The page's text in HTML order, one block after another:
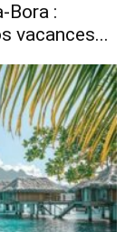
Bora :
vacances...